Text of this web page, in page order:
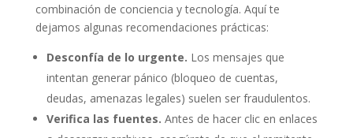
combinación de conciencia y tecnología. Aquí te
dejamos algunas recomendaciones prácticas:
Desconfía de lo urgente. Los mensajes que
intentan generar pánico (bloqueo de cuentas,
deudas, amenazas legales) suelen ser fraudulentos.
Verifica las fuentes. Antes de hacer clic en enlaces